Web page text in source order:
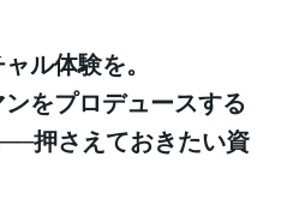
ル体験を。
をプロデュースする
押さえておきたい資